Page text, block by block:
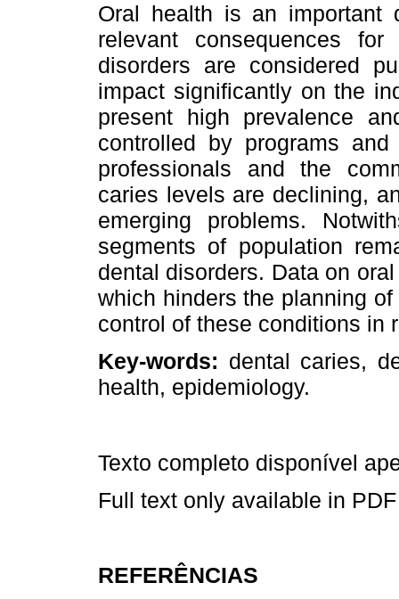
Oral health is an important
relevant consequences
disorders are considered
impact significantly on the
present high prevalence
controlled by programs
professionals and the
caries levels are declining,
emerging problems.
segments of population
dental disorders. Data on
which hinders the planning
control of these conditions in
Key-words: dental caries,
health, epidemiology.
Texto completo disponível
Full text only available in
REFERÊNCIAS